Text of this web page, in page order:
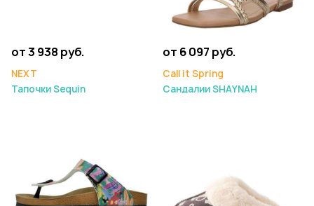
от 3 938 руб.
NEXT
Тапочки Sequin
от 6 097 руб.
Call it Spring
Сандалии SHAYNAH